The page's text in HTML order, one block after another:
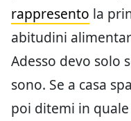
rappresento la
abitudini
Adesso devo solo
sono. Se a casa
poi ditemi in